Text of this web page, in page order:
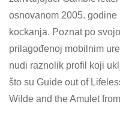
osnovanom 2005.
kockanja. Poznat po
prilagođenoj mobilnim
nudi raznolik profil koji
što su Guide out of
Wilde and the Amulet